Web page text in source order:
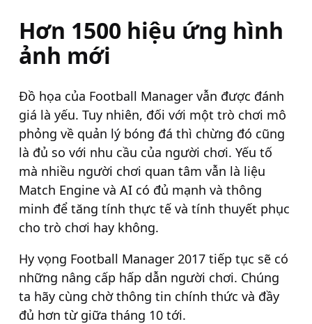
Hơn 1500 hiệu ứng hình
ảnh mới
Đồ họa của Football Manager vẫn được đánh
giá là yếu. Tuy nhiên, đối với một trò chơi mô
phỏng về quản lý bóng đá thì chừng đó cũng
là đủ so với nhu cầu của người chơi. Yếu tố
mà nhiều người chơi quan tâm vẫn là liệu
Match Engine và AI có đủ mạnh và thông
minh để tăng tính thực tế và tính thuyết phục
cho trò chơi hay không.
Hy vọng Football Manager 2017 tiếp tục sẽ có
những nâng cấp hấp dẫn người chơi. Chúng
ta hãy cùng chờ thông tin chính thức và đầy
đủ hơn từ giữa tháng 10 tới.